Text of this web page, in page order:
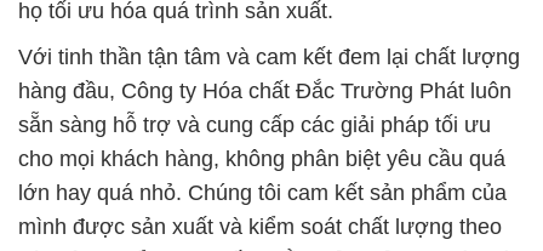
họ tối ưu hóa quá trình sản xuất.
Với tinh thần tận tâm và cam kết đem lại chất lượng
hàng đầu, Công ty Hóa chất Đắc Trường Phát luôn
sẵn sàng hỗ trợ và cung cấp các giải pháp tối ưu
cho mọi khách hàng, không phân biệt yêu cầu quá
lớn hay quá nhỏ. Chúng tôi cam kết sản phẩm của
mình được sản xuất và kiểm soát chất lượng theo